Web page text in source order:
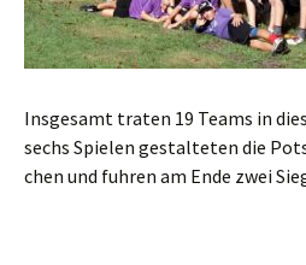
Ins­ge­samt tra­ten 19 Teams in
sechs Spie­len gestal­te­ten die
chen und fuh­ren am Ende zwei